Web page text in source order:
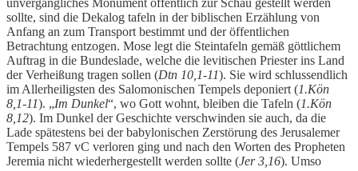
sollte, sind die Dekalog tafeln in der biblischen Erzählung von
Anfang an zum Transport bestimmt und der öffentlichen
Betrachtung entzogen. Mose legt die Steintafeln gemäß göttlichem
Auftrag in die Bundeslade, welche die levitischen Priester ins Land
der Verheißung tragen sollen (Dtn 10,1-11). Sie wird schlussendlich
im Allerheiligsten des Salomonischen Tempels deponiert (1.Kön
8,1-11). „Im Dunkel“, wo Gott wohnt, bleiben die Tafeln (1.Kön
8,12). Im Dunkel der Geschichte verschwinden sie auch, da die
Lade spätestens bei der babylonischen Zerstörung des Jerusalemer
Tempels 587 vC verloren ging und nach den Worten des Propheten
Jeremia nicht wiederhergestellt werden sollte (Jer 3,16). Umso